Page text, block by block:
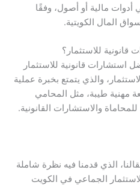
مالية أو أصول، وفقًا
المال الكويتية.
للاستثمار؟
قانونية للاستثمار
والذي يتمتع بخبرة عملية
مهنية طيبة، مثل المحامي
والاستشارات القانونية.
الذي قدمنا فيه نظرة شاملة
الجماعي في الكويت